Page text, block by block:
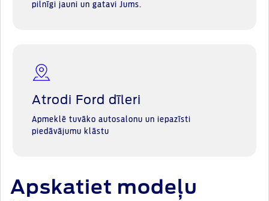
pilnīgi jauni un gatavi Jums.
Atrodi Ford dīleri
Apmeklē tuvāko autosalonu un iepazīsti
piedāvājumu klāstu
Apskatiet modeļu